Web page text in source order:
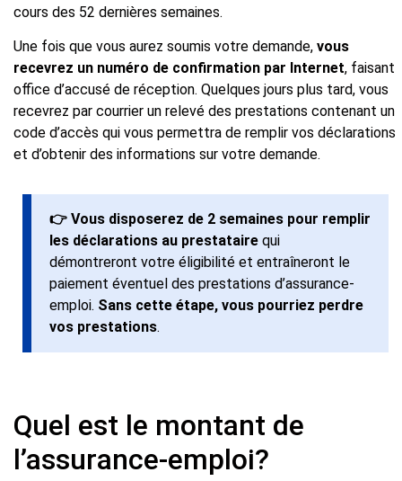
cours des 52 dernières semaines.
Une fois que vous aurez soumis votre demande, vous
recevrez un numéro de confirmation par Internet, faisant
office d’accusé de réception. Quelques jours plus tard, vous
recevrez par courrier un relevé des prestations contenant un
code d’accès qui vous permettra de remplir vos déclarations
et d’obtenir des informations sur votre demande.
👉 Vous disposerez de 2 semaines pour remplir
les déclarations au prestataire qui
démontreront votre éligibilité et entraîneront le
paiement éventuel des prestations d’assurance-
emploi. Sans cette étape, vous pourriez perdre
vos prestations.
Quel est le montant de
l’assurance-emploi?